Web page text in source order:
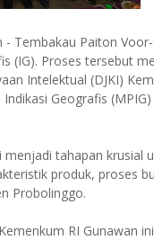
Tembakau Paiton
(IG). Proses tersebut
Intelektual (DJKI)
Geografis
menjadi tahapan
produk, proses
Probolinggo.
RI Gunawan